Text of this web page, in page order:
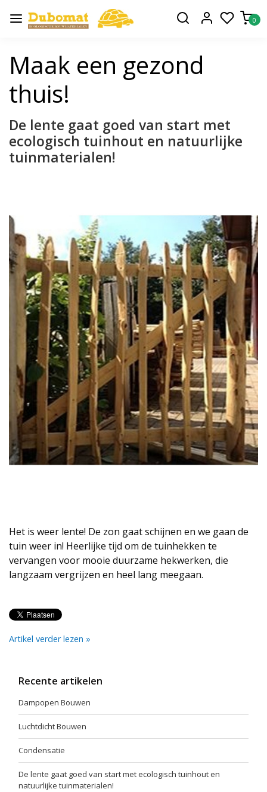
0
Maak een gezond
thuis!
De lente gaat goed van start met
ecologisch tuinhout en natuurlijke
tuinmaterialen!
Het is weer lente! De zon gaat schijnen en we gaan de
tuin weer in! Heerlijke tijd om de tuinhekken te
vervangen voor mooie duurzame hekwerken, die
langzaam vergrijzen en heel lang meegaan.
Artikel verder lezen »
Recente artikelen
Dampopen Bouwen
Luchtdicht Bouwen
Condensatie
De lente gaat goed van start met ecologisch tuinhout en
natuurlijke tuinmaterialen!